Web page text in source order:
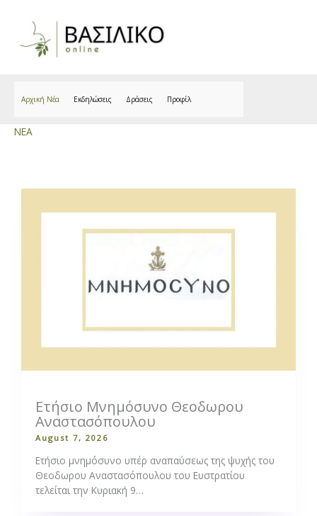
Αρχική Νέα Εκδηλώσεις Δράσεις Προφίλ
NEA
Ετήσιο Μνημόσυνο Θεοδωρου
Αναστασόπουλου
August 7, 2026
Ετήσιο μνημόσυνο υπέρ αναπαύσεως της ψυχής του
Θεοδωρου Αναστασόπουλου του Ευστρατίου
τελείται την Κυριακή 9…